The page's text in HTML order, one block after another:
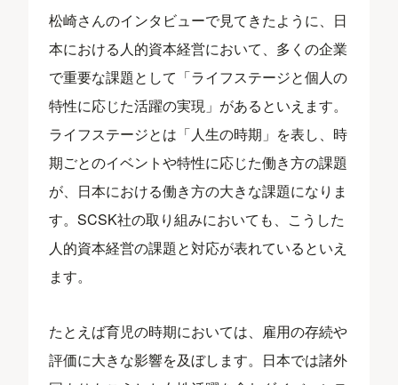
松崎さんのインタビューで見てきたように、日
本における人的資本経営において、多くの企業
で重要な課題として「ライフステージと個人の
特性に応じた活躍の実現」があるといえます。
ライフステージとは「人生の時期」を表し、時
期ごとのイベントや特性に応じた働き方の課題
が、日本における働き方の大きな課題になりま
す。SCSK社の取り組みにおいても、こうした
人的資本経営の課題と対応が表れているといえ
ます。
たとえば育児の時期においては、雇用の存続や
評価に大きな影響を及ぼします。日本では諸外